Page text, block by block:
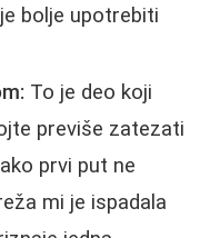
bolje upotrebiti
To je deo koji
previše zatezati
prvi put ne
mi je ispadala